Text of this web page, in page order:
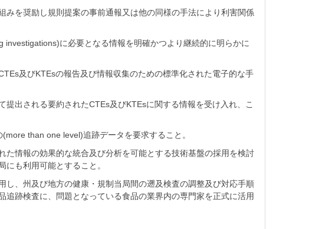
みを奨励し規則提案の事前通報又は他の同様の手法により利害関係
investigations)に必要となる情報を明確かつより継続的に明らかに
及びKTEsの報告及び情報収集のための標準化された電子的な手
提出される要約されたCTEs及びKTEsに関する情報を受け入れ、こ
than one level)追跡データを要求すること。
た情報の効果的な統合及び分析を可能とする技術基盤の採用を検討
も利用可能とすること。
し、州及び地方の健康・規制当局間の遡及検査の調整及び対応手順
追跡検査に、問題となっている食品の業界内の専門家を正式に活用